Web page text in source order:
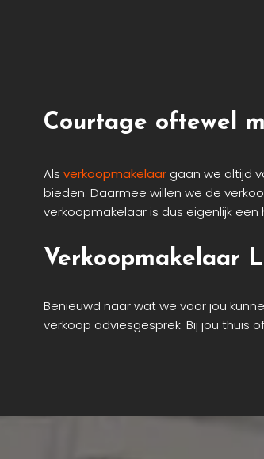
Courtage oftewel
Als verkoopmakelaar gaan we altijd
bieden. Daarmee willen we de
verkoopmakelaar is dus eigenlijk
Verkoopmakelaar
Benieuwd naar wat we voor jou
verkoop adviesgesprek. Bij jou thuis